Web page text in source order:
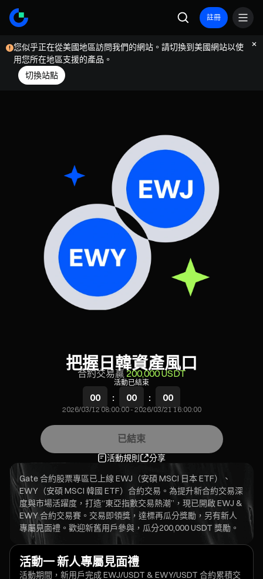
註冊
您似乎正在從美國地區訪問我們的網站。請切換到美國網站以使
用您所在地區支援的產品。
切換站點
把握日韓資產風口
合約交易贏200,000 USDT
活動已結束
00 : 00 : 00
2026/03/12 08:00:00-2026/03/21 16:00:00
已結束
活動規則
分享
Gate 合約股票專區已上線 EWJ（安碩 MSCI 日本 ETF）、
EWY（安碩 MSCI 韓國 ETF）合約交易。為提升新合約交易深
度與市場活躍度，打造“東亞指數交易熱潮”，現已開啟 EWJ &
EWY 合約交易賽。交易即領獎，達標再瓜分獎勵，另有新人
專屬見面禮。歡迎新舊用戶參與，瓜分200,000 USDT 獎勵。
活動一 新人專屬見面禮
活動期間，新用戶完成 EWJ/USDT & EWY/USDT 合約累積交